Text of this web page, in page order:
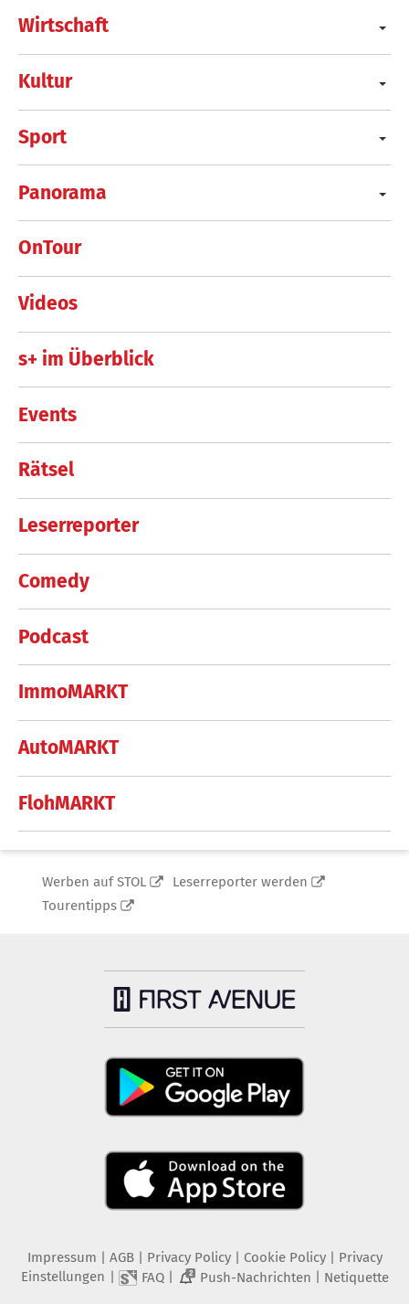
Wirtschaft
Kultur
Sport
Panorama
OnTour
Videos
s+ im Überblick
Events
Rätsel
Leserreporter
Comedy
Podcast
ImmoMARKT
AutoMARKT
FlohMARKT
Werben auf STOL
Leserreporter werden
Tourentipps
Impressum AGB Privacy Policy| Cookie Policy| Privacy
Einstellungen
FAQ| 2 Push-Nachrichten Netiquette